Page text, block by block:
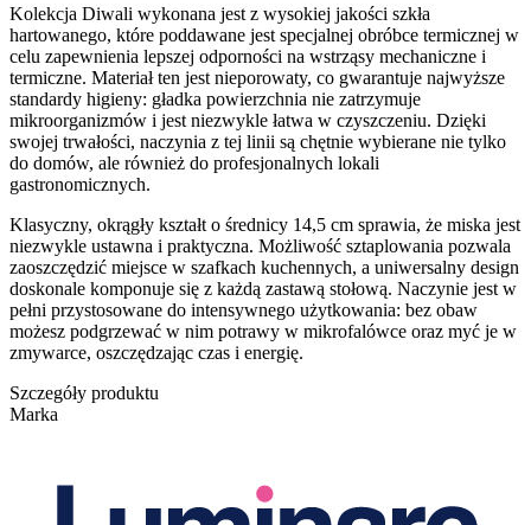
Kolekcja Diwali wykonana jest z wysokiej jakości szkła
hartowanego, które poddawane jest specjalnej obróbce termicznej w
celu zapewnienia lepszej odporności na wstrząsy mechaniczne i
termiczne. Materiał ten jest nieporowaty, co gwarantuje najwyższe
standardy higieny: gładka powierzchnia nie zatrzymuje
mikroorganizmów i jest niezwykle łatwa w czyszczeniu. Dzięki
swojej trwałości, naczynia z tej linii są chętnie wybierane nie tylko
do domów, ale również do profesjonalnych lokali
gastronomicznych.
Klasyczny, okrągły kształt o średnicy 14,5 cm sprawia, że miska jest
niezwykle ustawna i praktyczna. Możliwość sztaplowania pozwala
zaoszczędzić miejsce w szafkach kuchennych, a uniwersalny design
doskonale komponuje się z każdą zastawą stołową. Naczynie jest w
pełni przystosowane do intensywnego użytkowania: bez obaw
możesz podgrzewać w nim potrawy w mikrofalówce oraz myć je w
zmywarce, oszczędzając czas i energię.
Szczegóły produktu
Marka